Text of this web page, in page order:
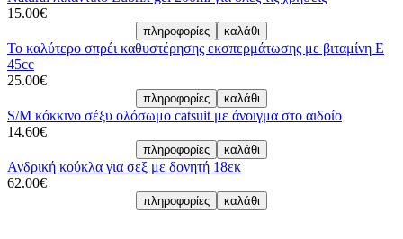
15.00€
Το καλύτερο σπρέι καθυστέρησης εκσπερμάτωσης με βιταμίνη Ε
45cc
25.00€
S/M κόκκινο σέξυ ολόσωμο catsuit με άνοιγμα στο αιδοίο
14.60€
Ανδρική κούκλα για σεξ με δονητή 18εκ
62.00€